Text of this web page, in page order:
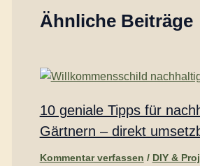
Ähnliche Beiträge
10 geniale Tipps für
Gärtnern – direkt
Kommentar verfassen / DIY &